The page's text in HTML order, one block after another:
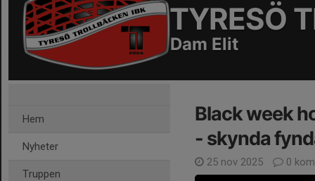
TYRESÖ
Dam Elit
Hem
Nyheter
Truppen
Black week
- skynda
25 nov 2025 0